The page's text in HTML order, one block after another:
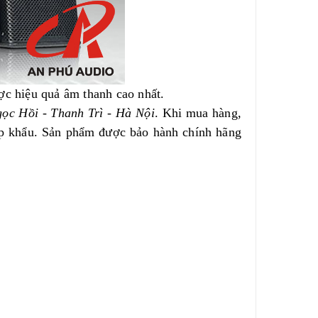
hiệu quả âm thanh cao nhất.
Hồi - Thanh Trì - Hà Nội. Khi mua hàng,
khẩu. Sản phẩm được bảo hành chính hãng